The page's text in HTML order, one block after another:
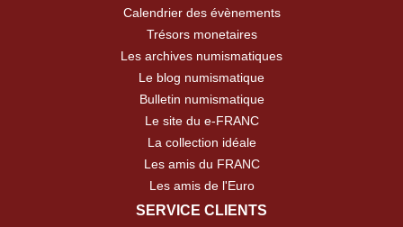
Calendrier des évènements
Trésors monetaires
Les archives numismatiques
Le blog numismatique
Bulletin numismatique
Le site du e-FRANC
La collection idéale
Les amis du FRANC
Les amis de l'Euro
SERVICE CLIENTS